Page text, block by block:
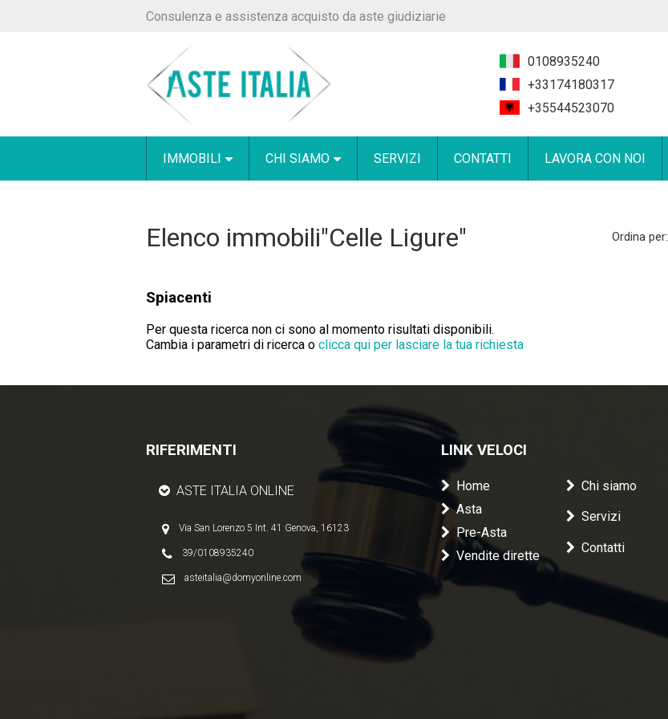
Consulenza e assistenza acquisto da aste giudiziarie
0108935240
+33174180317
+35544523070
IMMOBILI CHI SIAMO SERVIZI CONTATTI LAVORA CON NOI
Elenco immobili"Celle Ligure" Ordina per:
Spiacenti
Per questa ricerca non ci sono al momento risultati disponibili.
Cambia i parametri di ricerca o clicca qui per lasciare la tua richiesta
RIFERIMENTI
ASTE ITALIA ONLINE
Via San Lorenzo 5 Int. 41 Genova, 16123
39/0108935240
asteitalia@domyonline.com
LINK VELOCI
Home
Asta
Pre-Asta
Vendite dirette
Chi siamo
Servizi
Contatti